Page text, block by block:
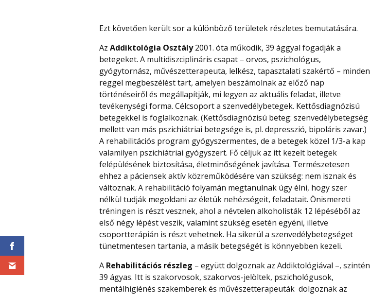
Ezt követően került sor a különböző területek részletes bemutatására.
Az Addiktológia Osztály 2001. óta működik, 39 ággyal fogadják a
betegeket. A multidiszciplináris csapat – orvos, pszichológus,
gyógytornász, művészetterapeuta, lelkész, tapasztalati szakértő – minden
reggel megbeszélést tart, amelyen beszámolnak az előző nap
történéseiről és megállapítják, mi legyen az aktuális feladat, illetve
tevékenységi forma. Célcsoport a szenvedélybetegek. Kettősdiagnózisú
betegekkel is foglalkoznak. (Kettősdiagnózisú beteg: szenvedélybetegség
mellett van más pszichiátriai betegsége is, pl. depresszió, bipoláris zavar.)
A rehabilitációs program gyógyszermentes, de a betegek közel 1/3-a kap
valamilyen pszichiátriai gyógyszert. Fő céljuk az itt kezelt betegek
felépülésének biztosítása, életminőségének javítása. Természetesen
ehhez a páciensek aktív közreműködésére van szükség: nem isznak és
változnak. A rehabilitáció folyamán megtanulnak úgy élni, hogy szer
nélkül tudják megoldani az életük nehézségeit, feladatait. Önismereti
tréningen is részt vesznek, ahol a névtelen alkoholisták 12 lépéséből az
első négy lépést veszik, valamint szükség esetén egyéni, illetve
csoportterápián is részt vehetnek. Ha sikerül a szenvedélybetegséget
tünetmentesen tartania, a másik betegségét is könnyebben kezeli.
A Rehabilitációs részleg – együtt dolgoznak az Addiktológiával –, szintén
39 ágyas. Itt is szakorvosok, szakorvos-jelöltek, pszichológusok,
mentálhigiénés szakemberek és művészetterapeuták dolgoznak az